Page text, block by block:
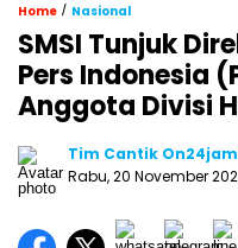
Home / Nasional
SMSI Tunjuk
Pers Indonesia
Anggota Divisi
Tim Cantik On24jam
Rabu, 20 November